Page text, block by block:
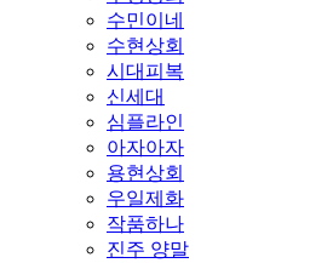
수민이네
수현상회
시대피복
신세대
심플라인
아자아자
용현상회
우일제화
작품하나
진주 양말